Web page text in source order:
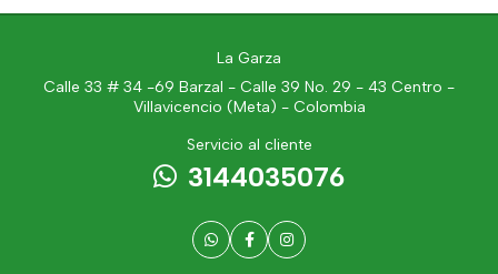
La Garza
Calle 33 # 34 -69 Barzal - Calle 39 No. 29 - 43 Centro -
Villavicencio (Meta) - Colombia
Servicio al cliente
3144035076